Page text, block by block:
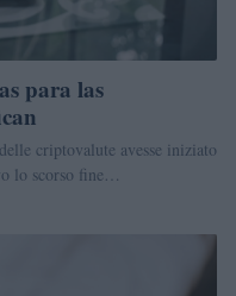
para las
criptovalute avesse iniziato
lo scorso fine…